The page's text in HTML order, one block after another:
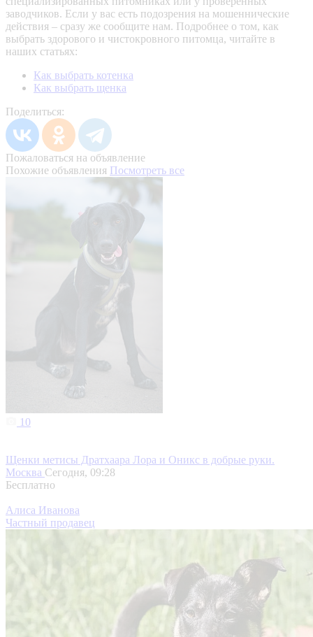
заводчиков. Если у вас есть подозрения на мошеннические
действия – сразу же сообщите нам. Подробнее о том, как
выбрать здорового и чистокровного питомца, читайте в
наших статьях:
Как выбрать котенка
Как выбрать щенка
Поделиться:
Пожаловаться на объявление
Похожие объявления Посмотреть все
10
Щенки метисы Дратхаара Лора и Оникс в добрые руки.
Москва Сегодня, 09:28
Бесплатно
Алиса Иванова
Частный продавец